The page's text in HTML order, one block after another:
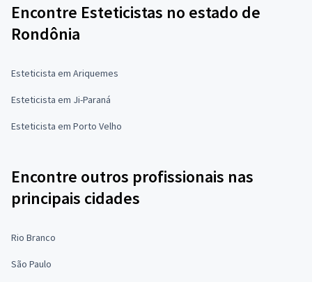
Encontre Esteticistas no estado de
Rondônia
Esteticista em Ariquemes
Esteticista em Ji-Paraná
Esteticista em Porto Velho
Encontre outros profissionais nas
principais cidades
Rio Branco
São Paulo